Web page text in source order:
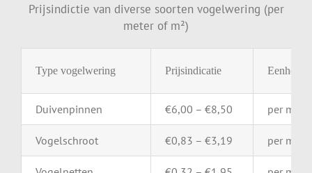
Prijsindictie van diverse soorten vogelwering (per
meter of m²)
Type vogelwering Prijsindicatie Eenheid
Duivenpinnen €6,00 – €8,50 per meter
Vogelschroot €0,83 – €3,19 per meter